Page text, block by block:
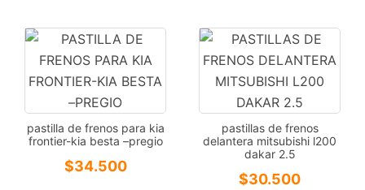
pastilla de frenos para kia
frontier-kia besta –pregio
$34.500
pastillas de frenos
delantera mitsubishi l200
dakar 2.5
$30.500